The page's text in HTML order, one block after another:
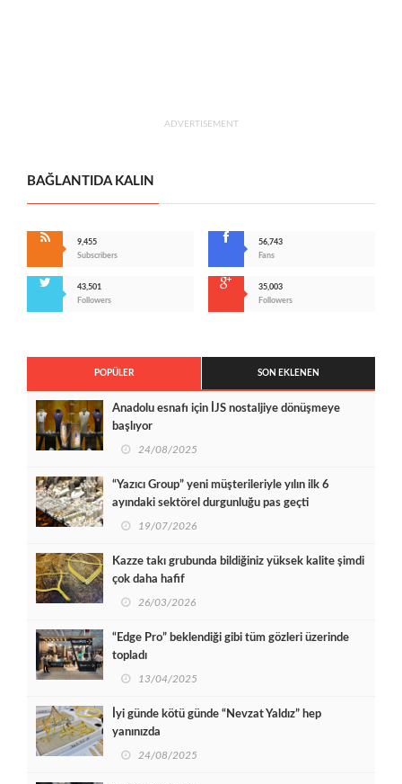
ADVERTISEMENT
BAĞLANTIDA KALIN
9,455
Subscribers
56,743
Fans
43,501
Followers
35,003
Followers
POPÜLER SON EKLENEN
Anadolu esnafı için İJS nostaljiye dönüşmeye
başlıyor
24/08/2025
“Yazıcı Group” yeni müşterileriyle yılın ilk 6
ayındaki sektörel durgunluğu pas geçti
19/07/2026
Kazze takı grubunda bildiğiniz yüksek kalite şimdi
çok daha hafif
26/03/2026
“Edge Pro” beklendiği gibi tüm gözleri üzerinde
topladı
13/04/2025
İyi günde kötü günde “Nevzat Yaldız” hep
yanınızda
24/08/2025